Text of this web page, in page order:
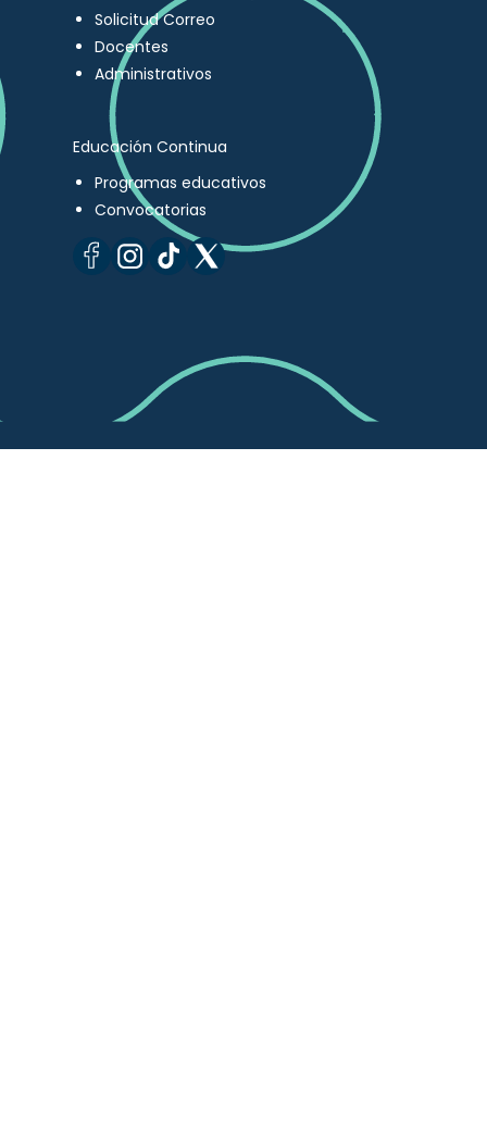
Solicitud Correo
Docentes
Administrativos
Educación Continua
Programas educativos
Convocatorias